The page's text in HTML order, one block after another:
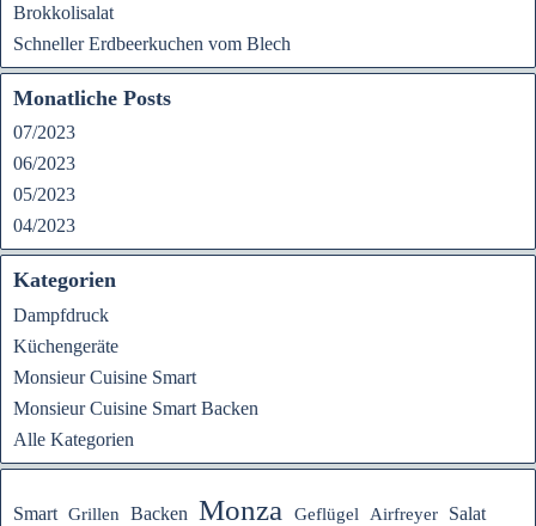
Brokkolisalat
Schneller Erdbeerkuchen vom Blech
Monatliche Posts
07/2023
06/2023
05/2023
04/2023
Kategorien
Dampfdruck
Küchengeräte
Monsieur Cuisine Smart
Monsieur Cuisine Smart Backen
Alle Kategorien
Smart Grillen Backen Monza Geflügel Airfreyer Salat